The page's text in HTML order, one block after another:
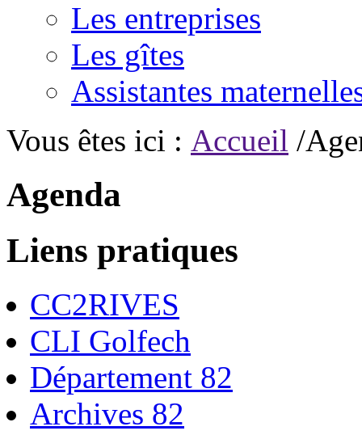
Les entreprises
Les gîtes
Assistantes
Vous êtes ici : Accueil /
Agenda
Liens pratiques
CC2RIVES
CLI Golfech
Département 82
Archives 82